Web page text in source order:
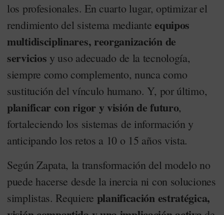
los profesionales. En cuarto lugar, optimizar el
rendimiento del sistema medianteequipos
multidisciplinares, reorganización de
servicios y uso adecuado de la tecnología,
siempre como complemento, nunca como
sustitución del vínculo humano. Y, por último,
planificar con rigor y visión de futuro,
fortaleciendo los sistemas de información y
anticipando los retos a 10 o 15 años vista.
Según Zapata, la transformación del modelo no
puede hacerse desde la inercia ni con soluciones
simplistas. Requiere planificación estratégica,